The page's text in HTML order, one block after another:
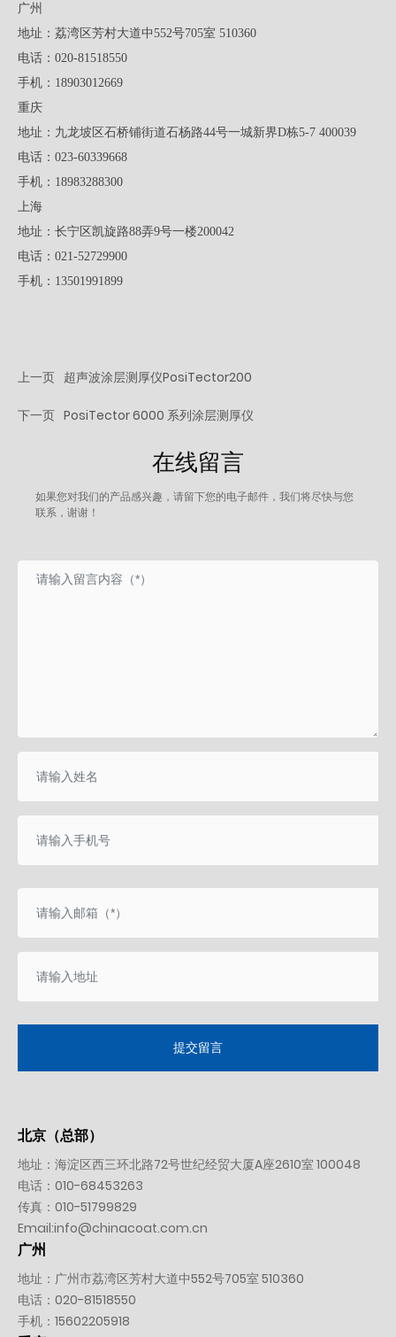
广州
地址：荔湾区芳村大道中552号705室 510360
电话：020-81518550
手机：18903012669
重庆
地址：九龙坡区石桥铺街道石杨路44号一城新界D栋5-7 400039
电话：023-60339668
手机：18983288300
上海
地址：长宁区凯旋路88弄9号一楼200042
电话：021-52729900
手机：13501991899
上一页 超声波涂层测厚仪PosiTector200
下一页 PosiTector 6000 系列涂层测厚仪
在线留言
如果您对我们的产品感兴趣，请留下您的电子邮件，我们将尽快与您
联系，谢谢！
提交留言
北京（总部）
地址：海淀区西三环北路72号世纪经贸大厦A座2610室 100048
电话： 010-68453263
传真：010-51799829
Email:info@chinacoat.com.cn
广州
地址：广州市荔湾区芳村大道中552号705室 510360
电话： 020-81518550
手机： 15602205918